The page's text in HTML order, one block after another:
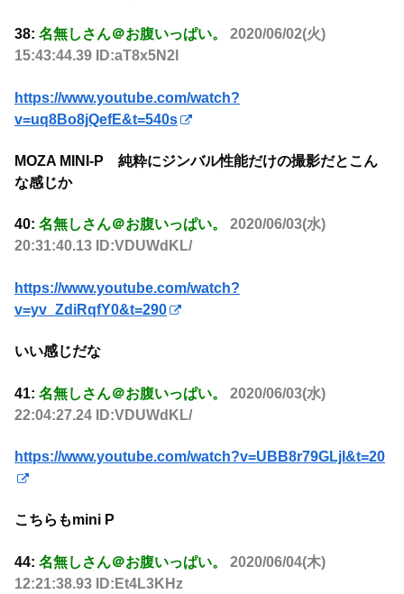
38: 名無しさん＠お腹いっぱい。
2020/06/02(火)
15:43:44.39 ID:aT8x5N2l
https://www.youtube.com/watch?
v=uq8Bo8jQefE&t=540s
MOZA MINI-P 純粋にジンバル性能だけの撮影だとこん
な感じか
40: 名無しさん＠お腹いっぱい。
2020/06/03(水)
20:31:40.13 ID:VDUWdKL/
https://www.youtube.com/watch?
v=yv_ZdiRqfY0&t=290
いい感じだな
41: 名無しさん＠お腹いっぱい。
2020/06/03(水)
22:04:27.24 ID:VDUWdKL/
https://www.youtube.com/watch?v=UBB8r79GLjI&t=20
こちらもmini P
44: 名無しさん＠お腹いっぱい。
2020/06/04(木)
12:21:38.93 ID:Et4L3KHz